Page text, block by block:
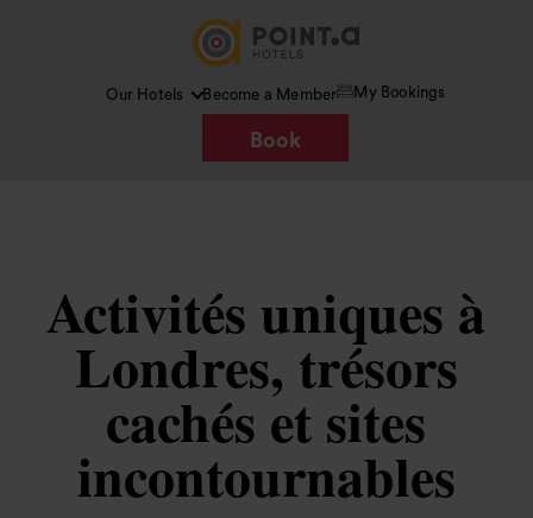
Our Hotels Become a Member My Bookings
Book
Activités uniques à
Londres, trésors
cachés et sites
incontournables